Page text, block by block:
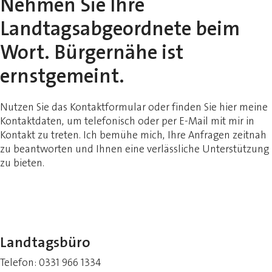
Nehmen Sie Ihre
Landtagsabgeordnete beim
Wort. Bürgernähe ist
ernstgemeint.
Nutzen Sie das Kontaktformular oder finden Sie hier meine
Kontaktdaten, um telefonisch oder per E-Mail mit mir in
Kontakt zu treten. Ich bemühe mich, Ihre Anfragen zeitnah
zu beantworten und Ihnen eine verlässliche Unterstützung
zu bieten.
Landtagsbüro
Telefon: 0331 966 1334